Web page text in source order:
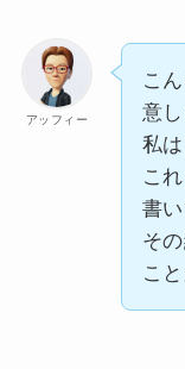
アッフィー
こ
意し
私
こ
書
そ
こ